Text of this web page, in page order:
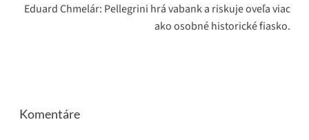
Eduard Chmelár: Pellegrini hrá vabank a riskuje oveľa viac
ako osobné historické fiasko.
Komentáre